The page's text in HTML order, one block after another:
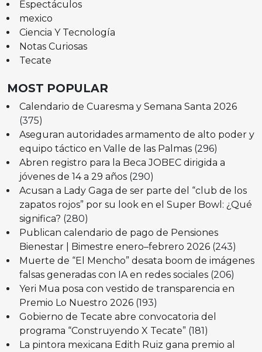
Espectáculos
mexico
Ciencia Y Tecnología
Notas Curiosas
Tecate
MOST POPULAR
Calendario de Cuaresma y Semana Santa 2026
(375)
Aseguran autoridades armamento de alto poder y
equipo táctico en Valle de las Palmas (296)
Abren registro para la Beca JOBEC dirigida a
jóvenes de 14 a 29 años (290)
Acusan a Lady Gaga de ser parte del “club de los
zapatos rojos” por su look en el Super Bowl: ¿Qué
significa? (280)
Publican calendario de pago de Pensiones
Bienestar | Bimestre enero–febrero 2026 (243)
Muerte de “El Mencho” desata boom de imágenes
falsas generadas con IA en redes sociales (206)
Yeri Mua posa con vestido de transparencia en
Premio Lo Nuestro 2026 (193)
Gobierno de Tecate abre convocatoria del
programa “Construyendo X Tecate” (181)
La pintora mexicana Edith Ruiz gana premio al